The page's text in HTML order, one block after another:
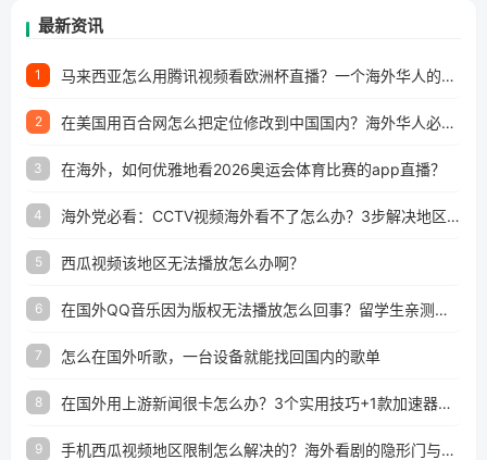
最新资讯
1 马来西亚怎么用腾讯视频看欧洲杯直播？一个海外华人的真实困扰与破解
2 在美国用百合网怎么把定位修改到中国国内？海外华人必备的回国加速指南
3 在海外，如何优雅地看2026奥运会体育比赛的app直播？
4 海外党必看：CCTV视频海外看不了怎么办？3步解决地区限制+追剧自由
5 西瓜视频该地区无法播放怎么办啊？
6 在国外QQ音乐因为版权无法播放怎么回事？留学生亲测有效的解决办法
7 怎么在国外听歌，一台设备就能找回国内的歌单
8 在国外用上游新闻很卡怎么办？3个实用技巧+1款加速器解决海外看国内内容难题
9 手机西瓜视频地区限制怎么解决的？海外看剧的隐形门与钥匙